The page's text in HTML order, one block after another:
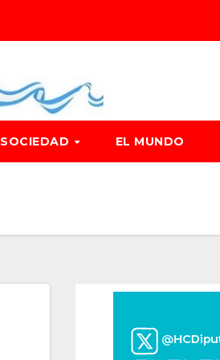
SOCIEDAD EL MUNDO